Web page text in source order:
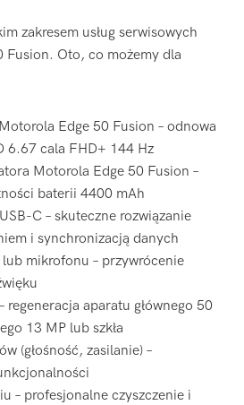
zakresem usług serwisowych
Fusion. Oto, co możemy dla
Edge 50 Fusion – odnowa
6.67 cala FHD+ 144 Hz
Motorola Edge 50 Fusion –
baterii 4400 mAh
C – skuteczne rozwiązanie
i synchronizacją danych
lub mikrofonu – przywrócenie
regeneracja aparatu głównego 50
13 MP lub szkła
(głośność, zasilanie) –
– profesjonalne czyszczenie i